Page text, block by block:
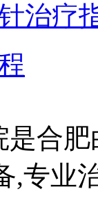
治疗
合
,专业